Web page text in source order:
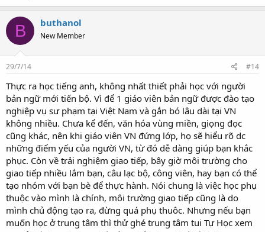
B buthanol
New Member
29/7/14 #14
Thực ra học tiếng anh, không nhất thiết phải học với người
bản ngữ mới tiến bộ. Vì để 1 giáo viên bản ngữ được đào tạo
nghiệp vụ sư phạm tại Việt Nam và gắn bó lâu dài tại VN
không nhiều. Chưa kể đến, văn hóa vùng miền, giọng đọc
cũng khác, nên khi giáo viên VN đứng lớp, họ sẽ hiểu rõ dc
những điểm yếu của người VN, từ đó dễ dàng giúp bạn khắc
phục. Còn về trải nghiệm giao tiếp, bây giờ môi trường cho
giao tiếp nhiều lắm bạn, câu lạc bộ, công viên, hay bạn có thể
tạo nhóm với bạn bè để thực hành. Nói chung là việc học phụ
thuộc vào mình là chính, môi trường giao tiếp cũng là do
mình chủ động tạo ra, đừng quá phụ thuôc. Nhưng nếu bạn
muốn học ở trung tâm thì thử ghé trung tâm tui Tự Học xem